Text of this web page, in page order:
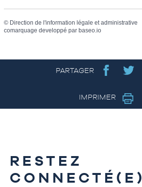
© Direction de l'information légale et administrative
comarquage developpé par baseo.io
PARTAGER
IMPRIMER
RESTEZ
CONNECTÉ(E)